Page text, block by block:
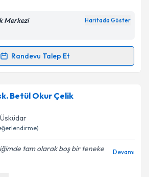
işlenmesine ilişkinAydınlatma
işlenmesini kabul ediyorum.
Takvim Talebini Gönder
Merkezi Haritada Göster
Randevu Talep Et
Talebi
Erkan Öziçin randevu takvimi talebi
uzmandan randevu almanız için bir
e-posta ile bilgilendireceğiz.
Betül Okur Çelik
Üsküdar
tam olarak boş bir teneke
Devamı